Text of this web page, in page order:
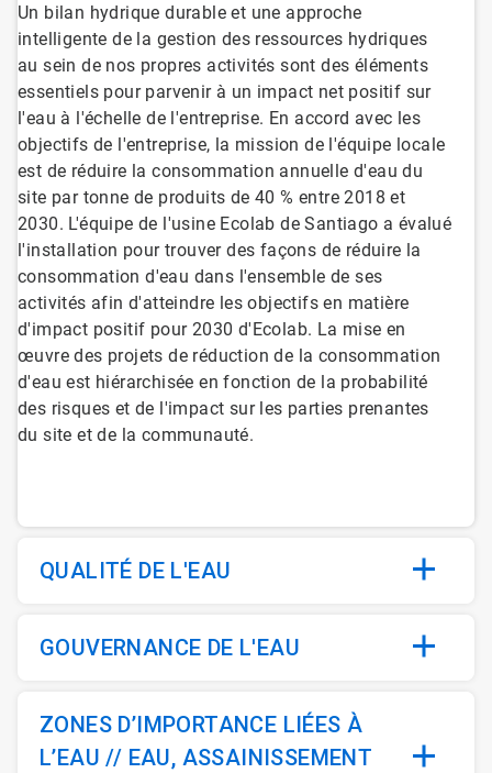
Un bilan hydrique durable et une approche
intelligente de la gestion des ressources hydriques
au sein de nos propres activités sont des éléments
essentiels pour parvenir à un impact net positif sur
l'eau à l'échelle de l'entreprise. En accord avec les
objectifs de l'entreprise, la mission de l'équipe locale
est de réduire la consommation annuelle d'eau du
site par tonne de produits de 40 % entre 2018 et
2030.​​​​​​​ L'équipe de l'usine Ecolab de Santiago a évalué
l'installation pour trouver des façons de réduire la
consommation d'eau dans l'ensemble de ses
activités afin d'atteindre les objectifs en matière
d'impact positif pour 2030 d'Ecolab. La mise en
œuvre des projets de réduction de la consommation
d'eau est hiérarchisée en fonction de la probabilité
des risques et de l'impact sur les parties prenantes
du site et de la communauté.
QUALITÉ DE L'EAU
GOUVERNANCE DE L'EAU
ZONES D’IMPORTANCE LIÉES À
L’EAU // EAU, ASSAINISSEMENT